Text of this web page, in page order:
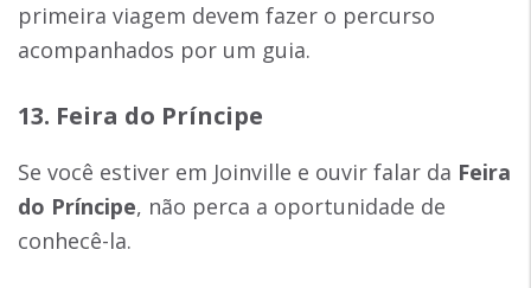
primeira viagem devem fazer o percurso
acompanhados por um guia.
13. Feira do Príncipe
Se você estiver em Joinville e ouvir falar da Feira
do Príncipe, não perca a oportunidade de
conhecê-la.